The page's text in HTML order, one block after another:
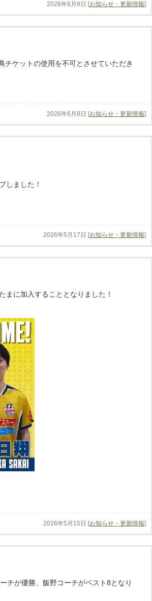
2026年6月8日 [お知らせ・更新情報]
ケットの使用を不可とさせていただき
2026年6月8日 [お知らせ・更新情報]
しました！
2026年5月17日 [お知らせ・更新情報]
まに加入することとなりました！
2026年5月15日 [お知らせ・更新情報]
チが優勝、飯野コーチがベスト8となり